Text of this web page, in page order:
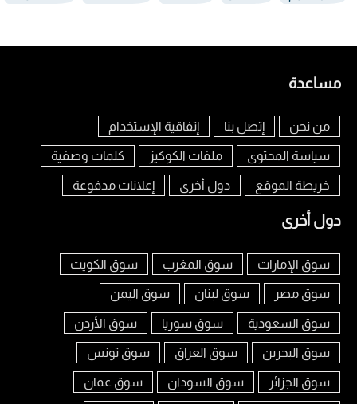
مساعدة
من نحن إتصل بنا إتفاقية الإستخدام
سياسة المحتوى ملفات الكوكيز كلمات وصفية
خريطة الموقع دول أخرى إعلانات مدفوعة
دول أخرى
سوق الإمارات سوق المغرب سوق الكويت
سوق مصر سوق لبنان سوق اليمن
سوق السعودية سوق سوريا سوق الأردن
سوق البحرين سوق العراق سوق تونس
سوق الجزائر سوق السودان سوق عمان